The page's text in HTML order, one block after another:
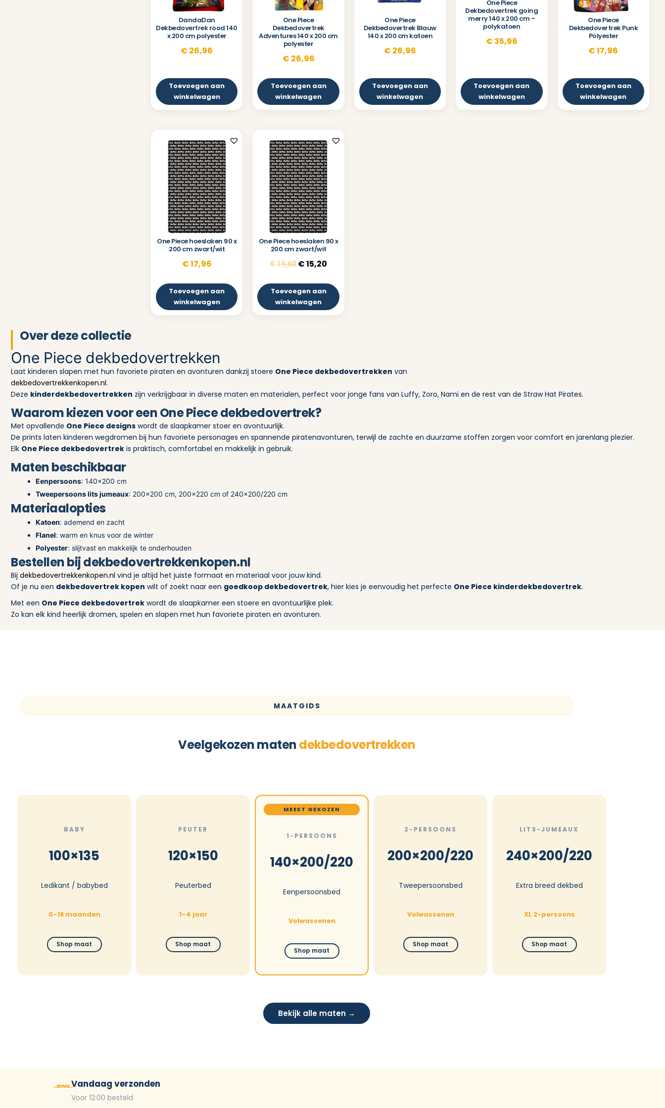
DandaDan
Dekbedovertrek rood 140
x 200 cm polyester
€ 26,96
Toevoegen aan
winkelwagen
One Piece
Dekbedovertrek
Adventures 140 x 200 cm
polyester
€ 26,96
Toevoegen aan
winkelwagen
One Piece
Dekbedovertrek Blauw
140 x 200 cm katoen
€ 26,96
Toevoegen aan
winkelwagen
One Piece
Dekbedovertrek going
merry 140 x 200 cm –
polykatoen
€ 35,96
Toevoegen aan
winkelwagen
One Piece
Dekbedovertrek Punk
Polyester
€17,96
Toevoegen aan
winkelwagen
One Piece hoeslaken 90 x
200 cm zwart/wit
€17,96
Toevoegen aan
winkelwagen
One Piece hoeslaken 90 x
200 cm zwart/wit
€19,60 €15,20
Toevoegen aan
winkelwagen
Over deze collectie
One Piece dekbedovertrekken
Laat kinderen slapen met hun favoriete piraten en avonturen dankzij stoere One Piece dekbedovertrekken van
dekbedovertrekkenkopen.nl.
Deze kinderdekbedovertrekken zijn verkrijgbaar in diverse maten en materialen, perfect voor jonge fans van Luffy, Zoro, Nami en de rest van de Straw Hat Pirates.
Waarom kiezen voor een One Piece dekbedovertrek?
Met opvallende One Piece designs wordt de slaapkamer stoer en avontuurlijk.
De prints laten kinderen wegdromen bij hun favoriete personages en spannende piratenavonturen, terwijl de zachte en duurzame stoffen zorgen voor comfort en jarenlang plezier.
Elk One Piece dekbedovertrek is praktisch, comfortabel en makkelijk in gebruik.
Maten beschikbaar
Eenpersoons: 140×200 cm
Tweepersoons lits jumeaux: 200×200 cm, 200×220 cm of 240×200/220 cm
Materiaalopties
Katoen: ademend en zacht
Flanel: warm en knus voor de winter
Polyester: slijtvast en makkelijk te onderhouden
Bestellen bij dekbedovertrekkenkopen.nl
Bij dekbedovertrekkenkopen.nl vind je altijd het juiste formaat en materiaal voor jouw kind.
Of je nu een dekbedovertrek kopen wilt of zoekt naar een goedkoop dekbedovertrek, hier kies je eenvoudig het perfecte One Piece kinderdekbedovertrek.
Met een One Piece dekbedovertrek wordt de slaapkamer een stoere en avontuurlijke plek.
Zo kan elk kind heerlijk dromen, spelen en slapen met hun favoriete piraten en avonturen.
MAATGIDS
Veelgekozen matendekbedovertrekken
BABY
100×135
Ledikant / babybed
0–18 maanden
Shop maat
PEUTER
120×150
Peuterbed
1–4 jaar
Shop maat
MEEST GEKOZEN
1-PERSOONS
140×200/220
Eenpersoonsbed
Volwassenen
Shop maat
2-PERSOONS
200×200/220
Tweepersoonsbed
Volwassenen
Shop maat
LITS-JUMEAUX
240×200/220
Extra breed dekbed
XL 2-persoons
Shop maat
Bekijk alle maten →
Vandaag verzonden
Voor 12:00 besteld